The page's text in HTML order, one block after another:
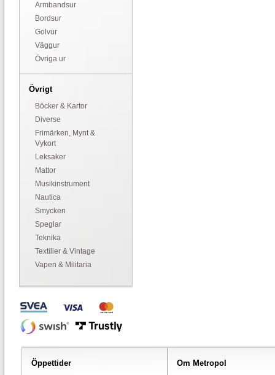
Armbandsur
Bordsur
Golvur
Väggur
Övriga ur
Övrigt
Böcker & Kartor
Diverse
Frimärken, Mynt &
Vykort
Leksaker
Mattor
Musikinstrument
Nautica
Smycken
Speglar
Teknika
Textilier & Vintage
Vapen & Militaria
Öppettider Om Metropol